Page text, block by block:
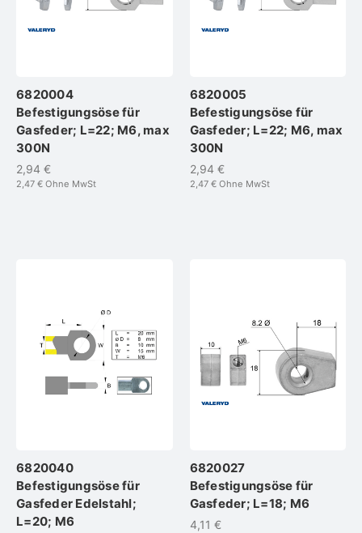
6820004
Befestigungsöse für
Gasfeder; L=22; M6, max
300N
2,94 €
2,47 € Ohne MwSt
6820005
Befestigungsöse für
Gasfeder; L=22; M6, max
300N
2,94 €
2,47 €Ohne MwSt
6820040
Befestigungsöse für
Gasfeder Edelstahl;
L=20; M6
6820027
Befestigungsöse für
Gasfeder; L=18; M6
4,11 €